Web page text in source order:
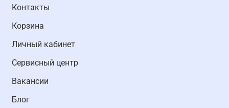
Контакты
Корзина
Личный кабинет
Cервисный центр
Вакансии
Блог